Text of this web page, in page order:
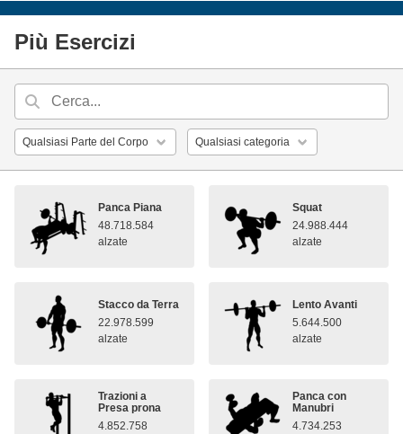
Più Esercizi
Panca Piana
48.718.584
alzate
Squat
24.988.444
alzate
Stacco da Terra
22.978.599
alzate
Lento Avanti
5.644.500
alzate
Trazioni a
Presa prona
4.852.758
Panca con
Manubri
4.734.253